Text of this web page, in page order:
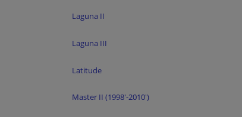
Laguna II
Laguna III
Latitude
Master II (1998'-2010')